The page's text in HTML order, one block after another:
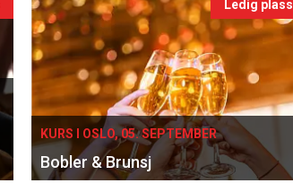
Ledig plass
KURS I OSLO, 05. SEPTEMBER
Bobler & Brunsj